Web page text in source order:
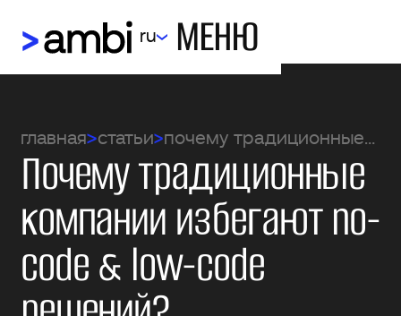
ru МЕНЮ
главная статьи почему традиционные компании избегают no-code & low-code решений?
Почему традиционные
компании избегают no-
code & low-code